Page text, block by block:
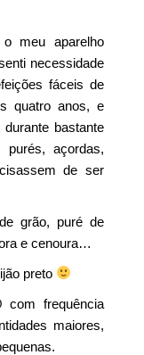
meu aparelho
necessidade
fáceis de
quatro anos, e
bastante
açordas,
de ser
grão, puré de
e cenoura…
preto
com frequência
maiores,